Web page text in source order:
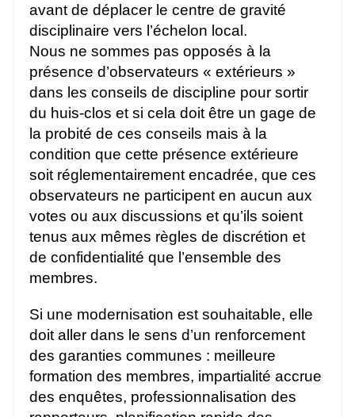
avant de déplacer le centre de gravité
disciplinaire vers l’échelon local.
Nous ne sommes pas opposés à la
présence d’observateurs « extérieurs »
dans les conseils de discipline pour sortir
du huis-clos et si cela doit être un gage de
la probité de ces conseils mais à la
condition que cette présence extérieure
soit réglementairement encadrée, que ces
observateurs ne participent en aucun aux
votes ou aux discussions et qu’ils soient
tenus aux mêmes règles de discrétion et
de confidentialité que l’ensemble des
membres.
Si une modernisation est souhaitable, elle
doit aller dans le sens d’un renforcement
des garanties communes : meilleure
formation des membres, impartialité accrue
des enquêtes, professionnalisation des